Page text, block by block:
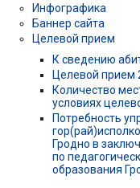
Инфографика
Баннер сайта
Целевой прием
К сведению
Целевой прием
Количество
условиях
Потребность
Гродно в
по
образования